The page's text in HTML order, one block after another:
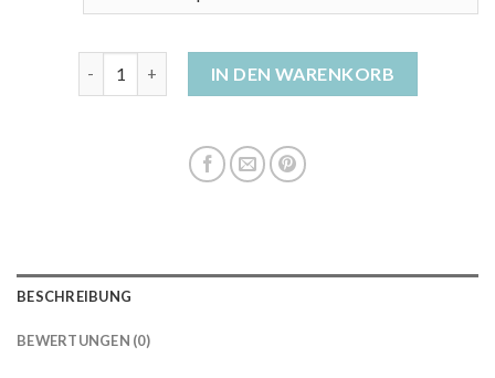
IN DEN WARENKORB
BESCHREIBUNG
BEWERTUNGEN (0)